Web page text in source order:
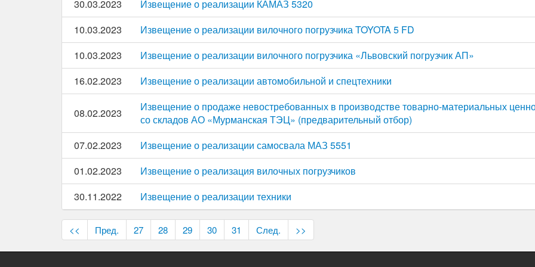
30.03.2023
Извещение о реализации КАМАЗ 5320
10.03.2023
Извещение о реализации вилочного погрузчика TOYOTA 5 FD
10.03.2023
Извещение о реализации вилочного погрузчика «Львовский погрузчик АП»
16.02.2023
Извещение о реализации автомобильной и спецтехники
08.02.2023
Извещение о продаже невостребованных в производстве товарно-материальных
со складов АО «Мурманская ТЭЦ» (предварительный отбор)
07.02.2023
Извещение о реализации самосвала МАЗ 5551
01.02.2023
Извещение о реализация вилочных погрузчиков
30.11.2022
Извещение о реализации техники
<< Пред. 27 28 29 30 31 След. >>